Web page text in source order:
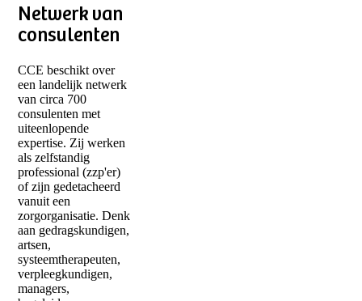
Netwerk van
consulenten
CCE beschikt over
een landelijk netwerk
van circa 700
consulenten met
uiteenlopende
expertise. Zij werken
als zelfstandig
professional (zzp'er)
of zijn gedetacheerd
vanuit een
zorgorganisatie. Denk
aan gedragskundigen,
artsen,
systeemtherapeuten,
verpleegkundigen,
managers,